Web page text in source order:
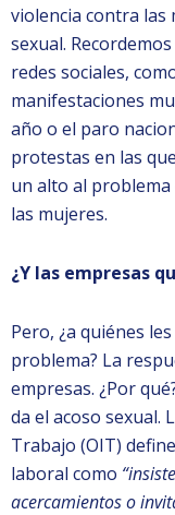
violencia contra las
sexual.
redes sociales,
manifestaciones
año o el paro
protestas en las
un alto al problema
las mujeres.
¿Y las empresas
Pero, ¿a quiénes
problema? La
empresas. ¿Por
da el acoso sexual.
Trabajo (OIT)
laboral como
acercamientos o